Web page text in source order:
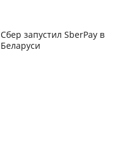
Сбер запустил SberPay в
Беларуси